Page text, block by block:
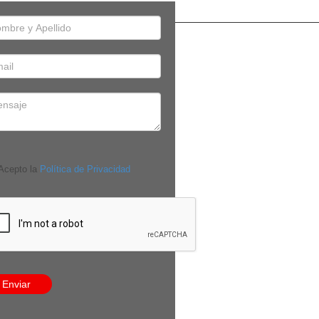
la Política de Privacidad
Enviar